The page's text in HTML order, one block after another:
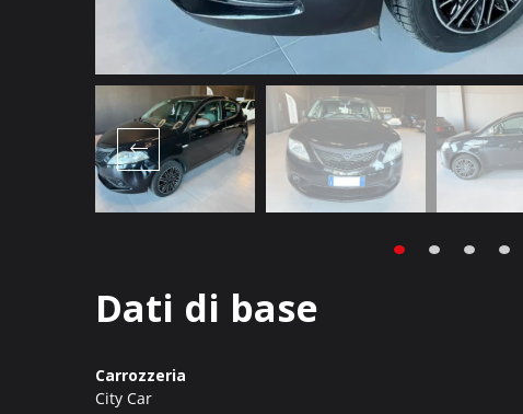
Dati di base
Carrozzeria
City Car